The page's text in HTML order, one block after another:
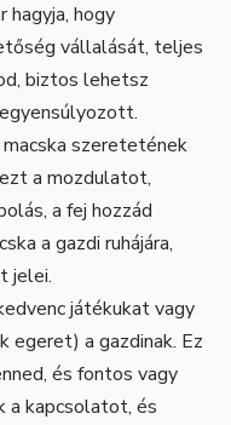
hagyja, hogy
vállalását, teljes
biztos lehetsz
szeretetének
a mozdulatot,
a fej hozzád
a gazdi ruhájára,
jelei.
játékukat vagy
egeret) a gazdinak. Ez
és fontos vagy
a kapcsolatot, és